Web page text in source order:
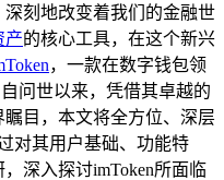
刻地改变着我们的金融世
产的核心工具，在这个新兴
，一款在数字钱包领
问世以来，凭借其卓越的
目，本文将全方位、深层
对其用户基础、功能特
深入探讨imToken所面临